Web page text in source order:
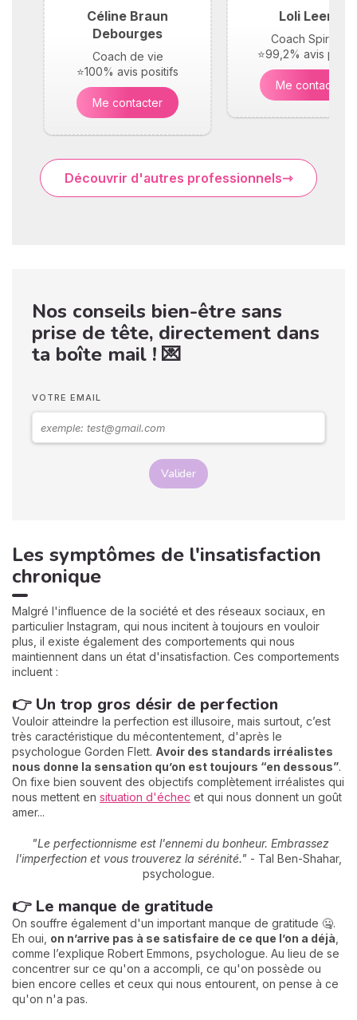
Céline Braun
Debourges
Coach de vie
⭐100% avis positifs
Me contacter
Loli Leene
Coach Spirituel
⭐99,2% avis
Me contacter
Découvrir d'autres professionnels
Nos conseils bien-être sans
prise de tête, directement dans
ta boîte mail ! 💌
VOTRE EMAIL
Valider
Les symptômes de l'insatisfaction
chronique
Malgré l'influence de la société et des réseaux sociaux, en
particulier Instagram, qui nous incitent à toujours en vouloir
plus, il existe également des comportements qui nous
maintiennent dans un état d'insatisfaction. Ces comportements
incluent :
👉 Un trop gros désir de perfection
Vouloir atteindre la perfection est illusoire, mais surtout, c’est
très caractéristique du mécontentement, d'après le
psychologue Gorden Flett. Avoir des standards irréalistes
nous donne la sensation qu’on est toujours “en dessous”.
On fixe bien souvent des objectifs complètement irréalistes qui
nous mettent en situation d'échec et qui nous donnent un goût
amer...
"Le perfectionnisme est l'ennemi du bonheur. Embrassez
l'imperfection et vous trouverez la sérénité." - Tal Ben-Shahar,
psychologue.
👉 Le manque de gratitude
On souffre également d'un important manque de gratitude 🤐.
Eh oui, on n’arrive pas à se satisfaire de ce que l’on a déjà,
comme l’explique Robert Emmons, psychologue. Au lieu de se
concentrer sur ce qu'on a accompli, ce qu'on possède ou
bien encore celles et ceux qui nous entourent, on pense à ce
qu'on n'a pas.